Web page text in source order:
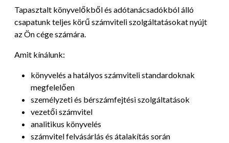
Tapasztalt könyvelőkből és adótanácsadókból álló
csapatunk teljes körű számviteli szolgáltatásokat nyújt
az Ön cége számára.
Amit kínálunk:
könyvelés a hatályos számviteli standardoknak
megfelelően
személyzeti és bérszámfejtési szolgáltatások
vezetői számvitel
analitikus könyvelés
számvitel felvásárlás és átalakítás során